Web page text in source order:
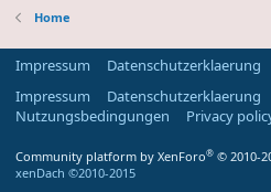
Home
Impressum Datenschutzerklaerung
Impressum
Datenschutzerklaerung
Nutzungsbedingungen
Privacy
Community platform by XenForo® © 2010-
xenDach ©2010-2015